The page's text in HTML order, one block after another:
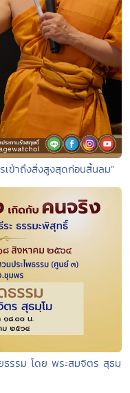
เข้าถึงสิ่งสูงสุดก่อนสิ้นลม”
ธรรม โดย พระสมจิตร สุธมฺ